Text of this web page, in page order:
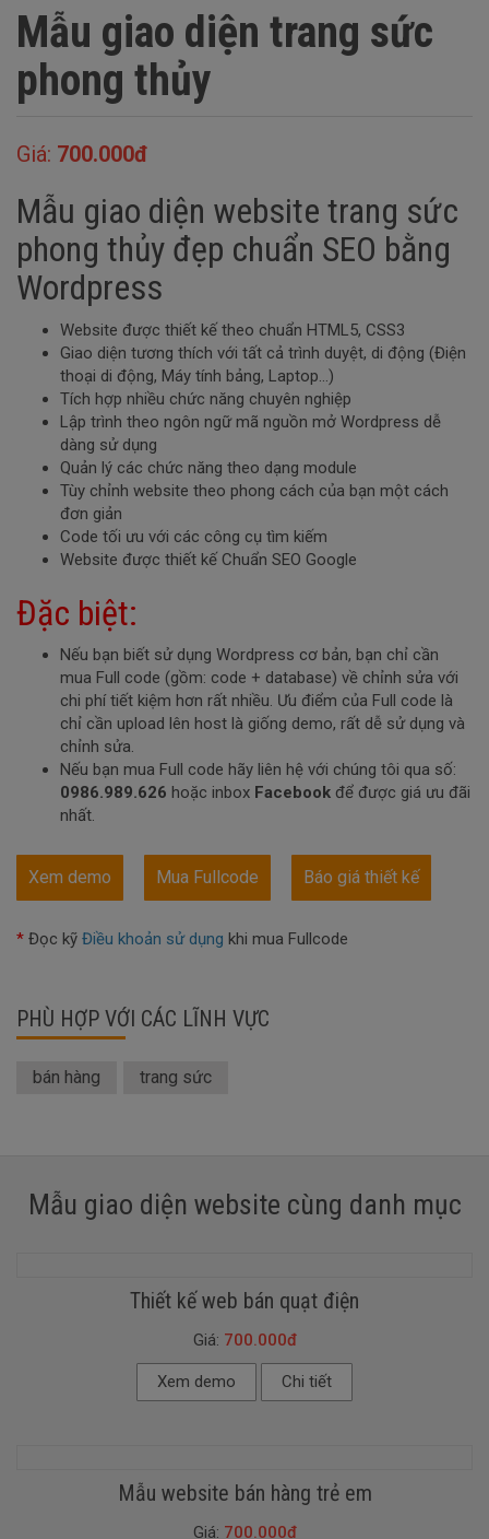
Mẫu giao diện trang sức
phong thủy
Giá: 700.000đ
Mẫu giao diện website trang sức
phong thủy đẹp chuẩn SEO bằng
Wordpress
Website được thiết kế theo chuẩn HTML5, CSS3
Giao diện tương thích với tất cả trình duyệt, di động (Điện
thoại di động, Máy tính bảng, Laptop…)
Tích hợp nhiều chức năng chuyên nghiệp
Lập trình theo ngôn ngữ mã nguồn mở Wordpress dễ
dàng sử dụng
Quản lý các chức năng theo dạng module
Tùy chỉnh website theo phong cách của bạn một cách
đơn giản
Code tối ưu với các công cụ tìm kiếm
Website được thiết kế Chuẩn SEO Google
Đặc biệt:
Nếu bạn biết sử dụng Wordpress cơ bản, bạn chỉ cần
mua Full code (gồm: code + database) về chỉnh sửa với
chi phí tiết kiệm hơn rất nhiều. Ưu điểm của Full code là
chỉ cần upload lên host là giống demo, rất dễ sử dụng và
chỉnh sửa.
Nếu bạn mua Full code hãy liên hệ với chúng tôi qua số:
0986.989.626 hoặc inbox Facebook để được giá ưu đãi
nhất.
Xem demo Mua Fullcode Báo giá thiết kế
* Đọc kỹ Điều khoản sử dụng khi mua Fullcode
PHÙ HỢP VỚI CÁC LĨNH VỰC
bán hàng trang sức
Mẫu giao diện website cùng danh mục
Thiết kế web bán quạt điện
Giá: 700.000đ
Xem demo Chi tiết
Mẫu website bán hàng trẻ em
Giá: 700.000đ